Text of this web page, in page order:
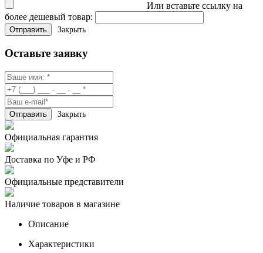
Или вставьте ссылку на
более дешевый товар:
Закрыть
Оставьте заявку
Закрыть
Официальная гарантия
Доставка по Уфе и РФ
Официальные представители
Наличие товаров в магазине
Описание
Характеристики